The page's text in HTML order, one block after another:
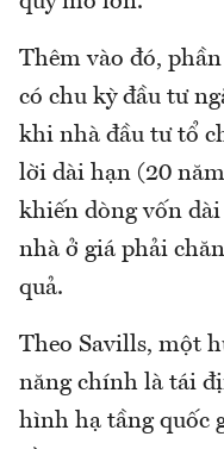
Thêm vào đó,
có chu kỳ đầu tư
khi nhà đầu tư tổ
lời dài hạn (20
khiến dòng vốn
nhà ở giá phải
quả.
Theo Savills, một
năng chính là tái
hình hạ tầng quốc